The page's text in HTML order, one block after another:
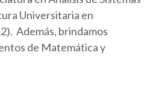
Universitaria en
Además, brindamos
de Matemática y